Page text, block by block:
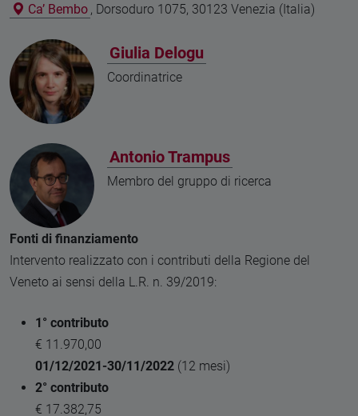
Ca’ Bembo , Dorsoduro 1075, 30123 Venezia (Italia)
Giulia Delogu
Coordinatrice
Antonio Trampus
Membro del gruppo di ricerca
Fonti di finanziamento
Intervento realizzato con i contributi della Regione del
Veneto ai sensi della L.R. n. 39/2019:
1° contributo
€ 11.970,00
01/12/2021-30/11/2022 (12 mesi)
2° contributo
€ 17.382,75